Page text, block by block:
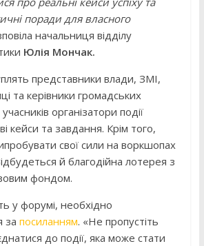
поради для власного
начальниця відділу
Юлія Мончак.
представники влади, ЗМІ,
та керівники громадських
організатори події
кейси та завдання. Крім того,
свої сили на воркшопах
й благодійна лотерея з
фондом.
у форумі, необхідно
за посиланням. «Не пропустіть
до події, яка може стати